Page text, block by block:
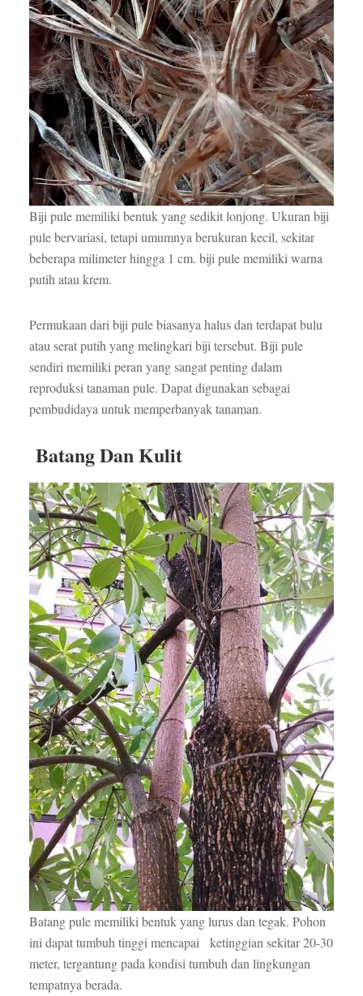
Biji pule memiliki bentuk yang sedikit lonjong. Ukuran biji
pule bervariasi, tetapi umumnya berukuran kecil, sekitar
beberapa milimeter hingga 1 cm. biji pule memiliki warna
putih atau krem.
Permukaan dari biji pule biasanya halus dan terdapat bulu
atau serat putih yang melingkari biji tersebut. Biji pule
sendiri memiliki peran yang sangat penting dalam
reproduksi tanaman pule. Dapat digunakan sebagai
pembudidaya untuk memperbanyak tanaman.
Batang Dan Kulit
Batang pule memiliki bentuk yang lurus dan tegak. Pohon
ini dapat tumbuh tinggi mencapai ketinggian sekitar 20-30
meter, tergantung pada kondisi tumbuh dan lingkungan
tempatnya berada.